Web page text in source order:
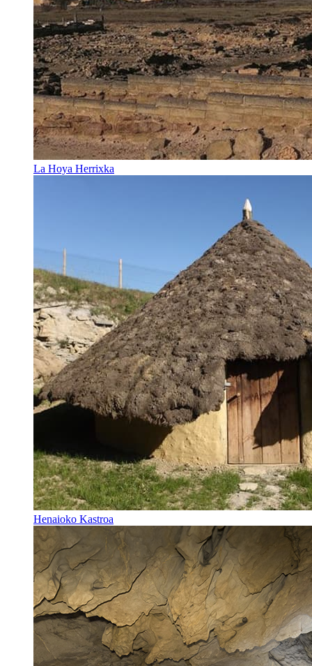
La Hoya Herrixka
Henaioko Kastroa